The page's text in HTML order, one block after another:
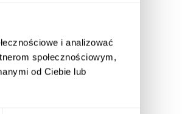
i analizować
społecznościowym,
od Ciebie lub